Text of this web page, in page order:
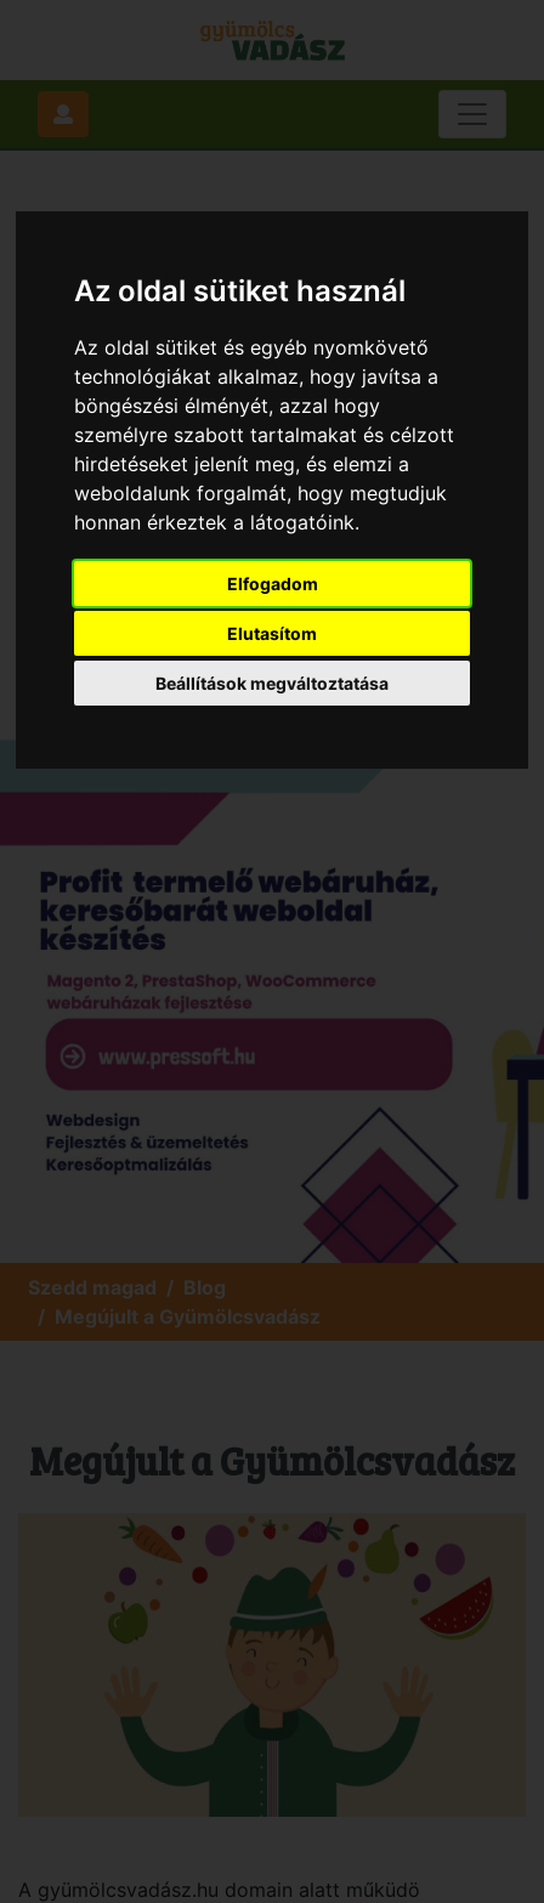
Az oldal sütiket használ
Az oldal sütiket és egyéb nyomkövető
technológiákat alkalmaz, hogy javítsa a
böngészési élményét, azzal hogy
személyre szabott tartalmakat és célzott
hirdetéseket jelenít meg, és elemzi a
weboldalunk forgalmát, hogy megtudjuk
honnan érkeztek a látogatóink.
Elfogadom
Elutasítom
Beállítások megváltoztatása
Szedd magad
Blog
Megújult a Gyümölcsvadász
Megújult a Gyümölcsvadász
A gyümölcsvadász.hu domain alatt műküdö